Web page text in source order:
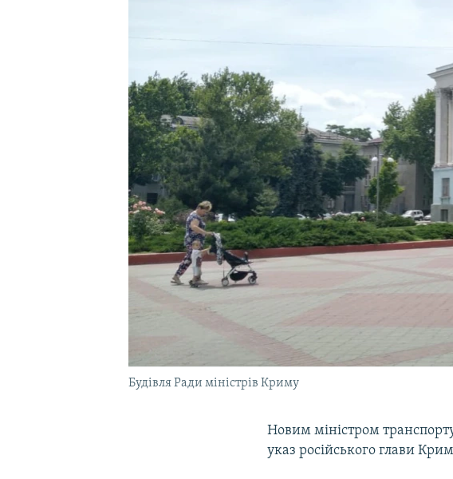
Будівля Ради міністрів Криму
Новим міністром
указ російського глави